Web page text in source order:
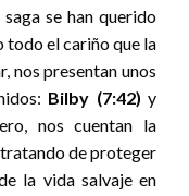
se han querido
todo el cariño que la
nos presentan unos
Bilby (7:42) y
nos cuentan la
de proteger
la vida salvaje en